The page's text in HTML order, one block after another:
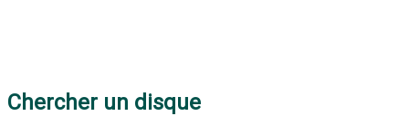
Chercher un disque